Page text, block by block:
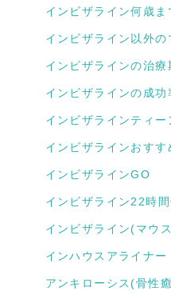
インビザライン何歳ま
インビザライン以外の
インビザラインの治療
インビザラインの成功
インビザラインティー
インビザラインおすす
インビザラインGO
インビザライン22時間
インビザライン(マウ
インハウスアライナー
アンキローシス(骨性